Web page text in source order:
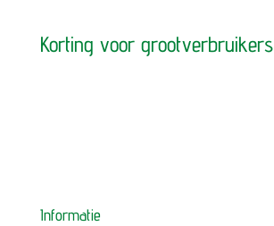
Korting voor grootverbruikers
Informatie